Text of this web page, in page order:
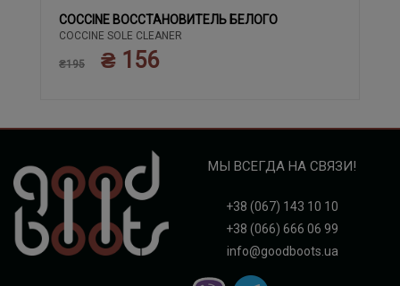
COCCINE ВОССТАНОВИТЕЛЬ БЕЛОГО
COCCINE SOLE CLEANER
₴195 ₴ 156
МЫ ВСЕГДА НА СВЯЗИ!
+38 (067) 143 10 10
+38 (066) 666 06 99
info@goodboots.ua